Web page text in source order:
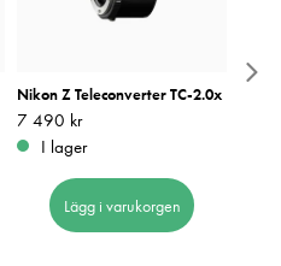
Nikon Z Teleconverter TC-2.0x
Pris:7 490 kr
7 490 kr
I lager
Lägg i varukorgen